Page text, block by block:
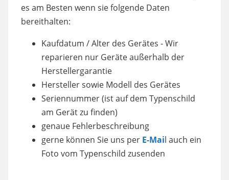
es am Besten wenn sie folgende Daten
bereithalten:
Kaufdatum / Alter des Gerätes - Wir
reparieren nur Geräte außerhalb der
Herstellergarantie
Hersteller sowie Modell des Gerätes
Seriennummer (ist auf dem Typenschild
am Gerät zu finden)
genaue Fehlerbeschreibung
gerne können Sie uns per E-Mail auch ein
Foto vom Typenschild zusenden